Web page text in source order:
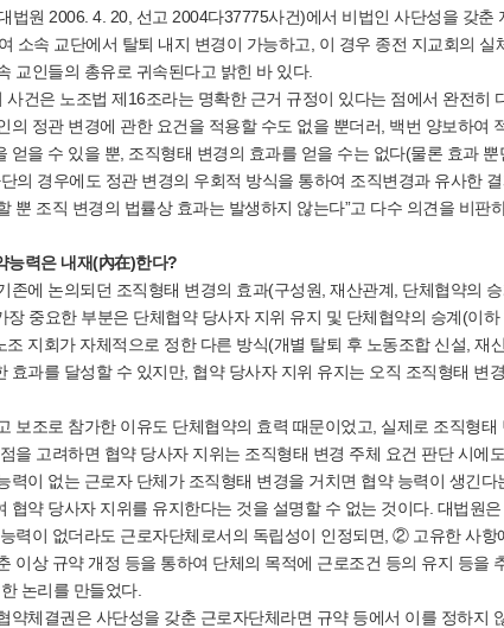
법원 2006. 4. 20, 선고 2004다37775사건)에서 비법인 사단성을 갖춘
소속 교단에서 탈퇴 내지 변경이 가능하고, 이 경우 종전 지교회의
교인들의 총유로 귀속된다고 밝힌 바 있다.
사건은 노조법 제16조라는 명확한 근거 규정이 있다는 점에서 완전히
의 정관 변경에 관한 요건을 적용할 수도 없을 뿐더러, 백번 양보하여
얻을 수 있을 뿐, 조직형태 변경의 효과를 얻을 수는 없다(물론 효과
의 경우에도 정관 변경의 우회적 방식을 통하여 조직변경과 유사한
뿐 조직 변경의 법률상 효과는 발생하지 않는다”고 다수 의견을 비판
능력은 내재(內在)한다?
존에 논의되던 조직형태 변경의 효과(구성원, 재산관계, 단체협약의
중요한 부분은 단체협약 당사자 지위 유지 및 단체협약의 승계(이하
지회가 자체적으로 정한 다른 방식(개별 탈퇴 후 노동조합 신설, 재
효과를 달성할 수 있지만, 협약 당사자 지위 유지는 오직 조직형태 변
보조로 참가한 이유도 단체협약의 효력 때문이었고, 실제로 조직형
을 고려하면 협약 당사자 지위는 조직형태 변경 주체 요건 판단 시에
력이 없는 근로자 단체가 조직형태 변경을 거치면 협약 능력이 생긴
협약 당사자 지위를 유지한다는 것을 설명할 수 없는 것이다. 대법원
력이 없더라도 근로자단체로서의 독립성이 인정되면, ② 고유한 사항
이상 규약 개정 등을 통하여 단체의 목적에 근로조건 등의 유지 등을
논리를 만들었다.
약체결권은 사단성을 갖춘 근로자단체라면 규약 등에서 이를 정하지